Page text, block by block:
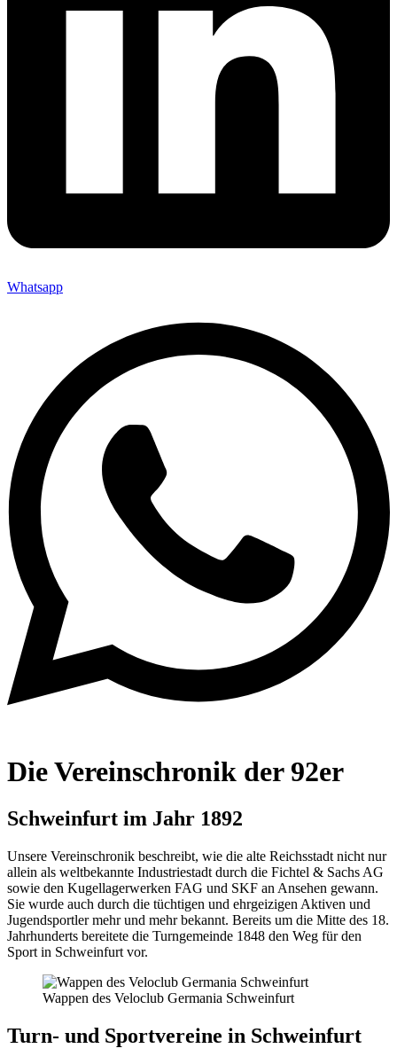
Whatsapp
Die Vereinschronik der 92er
Schweinfurt im Jahr 1892
Unsere Vereinschronik beschreibt, wie die alte Reichsstadt nicht nur
allein als weltbekannte Industriestadt durch die Fichtel & Sachs AG
sowie den Kugellagerwerken FAG und SKF an Ansehen gewann.
Sie wurde auch durch die tüchtigen und ehrgeizigen Aktiven und
Jugendsportler mehr und mehr bekannt. Bereits um die Mitte des 18.
Jahrhunderts bereitete die Turngemeinde 1848 den Weg für den
Sport in Schweinfurt vor.
Wappen des Veloclub Germania Schweinfurt
Turn- und Sportvereine in Schweinfurt